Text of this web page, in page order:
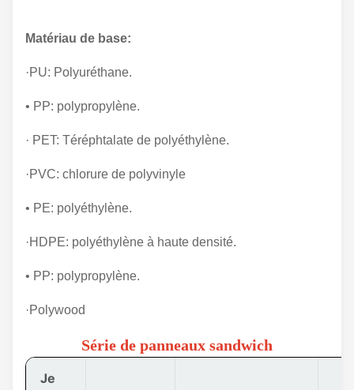
Matériau de base:
·PU: Polyuréthane.
• PP: polypropylène.
· PET: Téréphtalate de polyéthylène.
·PVC: chlorure de polyvinyle
• PE: polyéthylène.
·HDPE: polyéthylène à haute densité.
• PP: polypropylène.
·Polywood
Série de panneaux sandwich
Je